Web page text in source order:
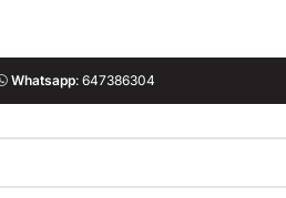
Whatsapp: 647386304